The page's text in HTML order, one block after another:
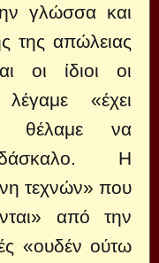
γλώσσα και
της απώλειας
οι ίδιοι οι
λέγαμε «έχει
θέλαμε να
Η
τεχνών» που
από την
«ουδέν ούτω